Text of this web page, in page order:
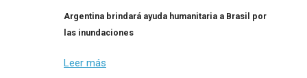
Argentina brindará ayuda humanitaria a Brasil por
las inundaciones
Leer más